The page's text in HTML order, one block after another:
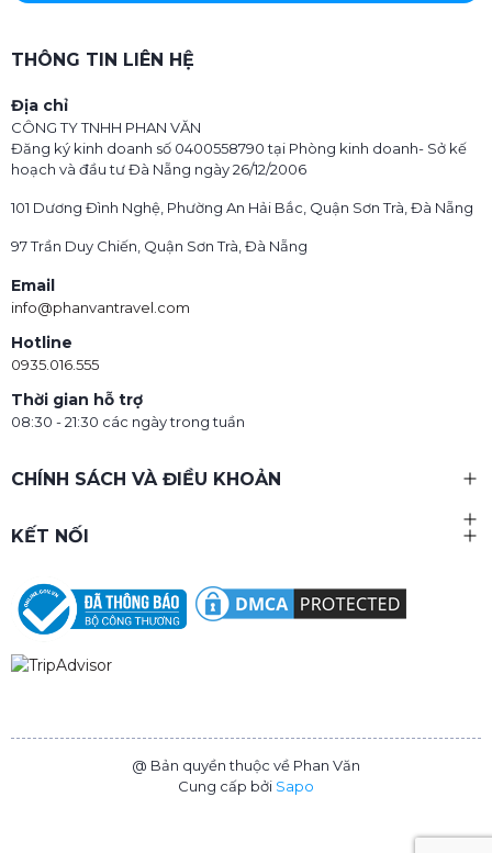
THÔNG TIN LIÊN HỆ
Địa chỉ
CÔNG TY TNHH PHAN VĂN
Đăng ký kinh doanh số 0400558790 tại Phòng kinh doanh- Sở kế
hoạch và đầu tư Đà Nẵng ngày 26/12/2006
101 Dương Đình Nghệ, Phường An Hải Bắc, Quận Sơn Trà, Đà Nẵng
97 Trần Duy Chiến, Quận Sơn Trà, Đà Nẵng
Email
info@phanvantravel.com
Hotline
0935.016.555
Thời gian hỗ trợ
08:30 - 21:30 các ngày trong tuần
CHÍNH SÁCH VÀ ĐIỀU KHOẢN
KẾT NỐI
@ Bản quyền thuộc về Phan Văn
Cung cấp bởi Sapo